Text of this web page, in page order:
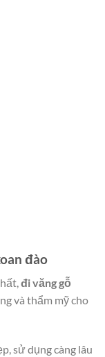
đào
đi văng gỗ
và thẩm mỹ cho
sử dụng càng lâu